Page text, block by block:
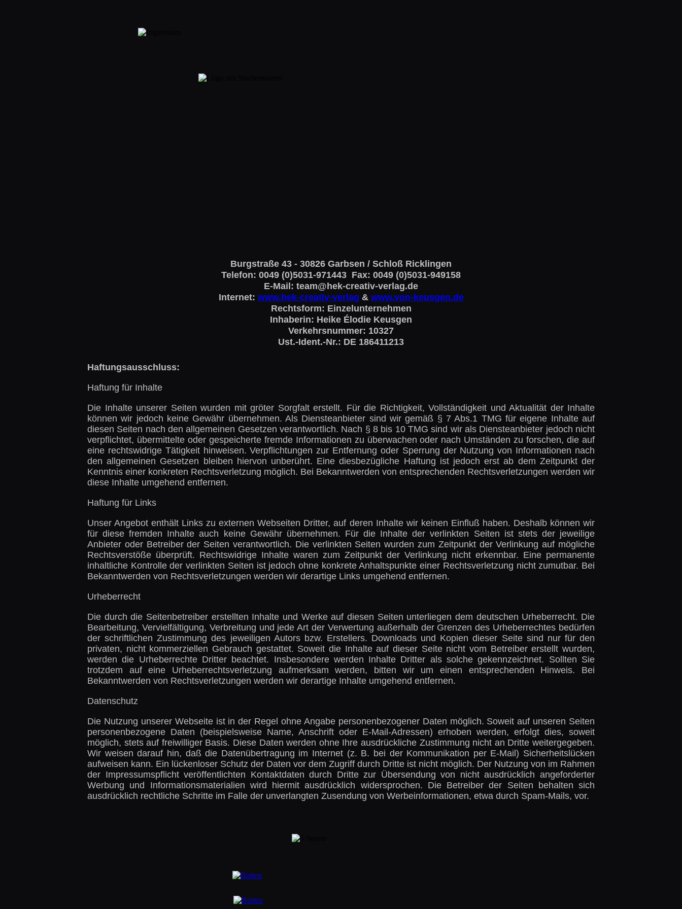
Burgstraße 43 - 30826 Garbsen / Schloß Ricklingen
Telefon: 0049 (0)5031-971443 Fax: 0049 (0)5031-949158
E-Mail: team@hek-creativ-verlag.de
Rechtsform: Einzelunternehmen
Internet: www.hek-creativ-verlag & www.von-keusgen.de
Inhaberin: Heike Élodie Keusgen
Verkehrsnummer: 10327
Ust.-Ident.-Nr.: DE 186411213
Haftungsausschluss:
Haftung für Inhalte
Die Inhalte unserer Seiten wurden mit gröter Sorgfalt erstellt. Für die Richtigkeit, Vollständigkeit und Aktualität der Inhalte
können wir jedoch keine Gewähr übernehmen. Als Diensteanbieter sind wir gemäß § 7 Abs.1 TMG für eigene Inhalte auf
diesen Seiten nach den allgemeinen Gesetzen verantwortlich. Nach § 8 bis 10 TMG sind wir als Diensteanbieter jedoch nicht
verpflichtet, übermittelte oder gespeicherte fremde Informationen zu überwachen oder nach Umständen zu forschen, die auf
eine rechtswidrige Tätigkeit hinweisen. Verpflichtungen zur Entfernung oder Sperrung der Nutzung von Informationen nach
den allgemeinen Gesetzen bleiben hiervon unberührt. Eine diesbezügliche Haftung ist jedoch erst ab dem Zeitpunkt der
Kenntnis einer konkreten Rechtsverletzung möglich. Bei Bekanntwerden von entsprechenden Rechtsverletzungen werden wir
diese Inhalte umgehend entfernen.
Haftung für Links
Unser Angebot enthält Links zu externen Webseiten Dritter, auf deren Inhalte wir keinen Einfluß haben. Deshalb können wir
für diese fremden Inhalte auch keine Gewähr übernehmen. Für die Inhalte der verlinkten Seiten ist stets der jeweilige
Anbieter oder Betreiber der Seiten verantwortlich. Die verlinkten Seiten wurden zum Zeitpunkt der Verlinkung auf mögliche
Rechtsverstöße überprüft. Rechtswidrige Inhalte waren zum Zeitpunkt der Verlinkung nicht erkennbar. Eine permanente
inhaltliche Kontrolle der verlinkten Seiten ist jedoch ohne konkrete Anhaltspunkte einer Rechtsverletzung nicht zumutbar. Bei
Bekanntwerden von Rechtsverletzungen werden wir derartige Links umgehend entfernen.
Urheberrecht
Die durch die Seitenbetreiber erstellten Inhalte und Werke auf diesen Seiten unterliegen dem deutschen Urheberrecht. Die
Bearbeitung, Vervielfältigung, Verbreitung und jede Art der Verwertung außerhalb der Grenzen des Urheberrechtes bedürfen
der schriftlichen Zustimmung des jeweiligen Autors bzw. Erstellers. Downloads und Kopien dieser Seite sind nur für den
privaten, nicht kommerziellen Gebrauch gestattet. Soweit die Inhalte auf dieser Seite nicht vom Betreiber erstellt wurden,
werden die Urheberrechte Dritter beachtet. Insbesondere werden Inhalte Dritter als solche gekennzeichnet. Sollten Sie
trotzdem auf eine Urheberrechtsverletzung aufmerksam werden, bitten wir um einen entsprechenden Hinweis. Bei
Bekanntwerden von Rechtsverletzungen werden wir derartige Inhalte umgehend entfernen.
Datenschutz
Die Nutzung unserer Webseite ist in der Regel ohne Angabe personenbezogener Daten möglich. Soweit auf unseren Seiten
personenbezogene Daten (beispielsweise Name, Anschrift oder E-Mail-Adressen) erhoben werden, erfolgt dies, soweit
möglich, stets auf freiwilliger Basis. Diese Daten werden ohne Ihre ausdrückliche Zustimmung nicht an Dritte weitergegeben.
Wir weisen darauf hin, daß die Datenübertragung im Internet (z. B. bei der Kommunikation per E-Mail) Sicherheitslücken
aufweisen kann. Ein lückenloser Schutz der Daten vor dem Zugriff durch Dritte ist nicht möglich. Der Nutzung von im Rahmen
der Impressumspflicht veröffentlichten Kontaktdaten durch Dritte zur Übersendung von nicht ausdrücklich angeforderter
Werbung und Informationsmaterialien wird hiermit ausdrücklich widersprochen. Die Betreiber der Seiten behalten sich
ausdrücklich rechtliche Schritte im Falle der unverlangten Zusendung von Werbeinformationen, etwa durch Spam-Mails, vor.